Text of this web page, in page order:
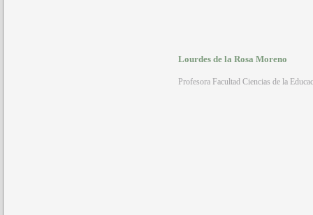
Lourdes de la Rosa Moreno
Profesora Facultad Ciencias de la